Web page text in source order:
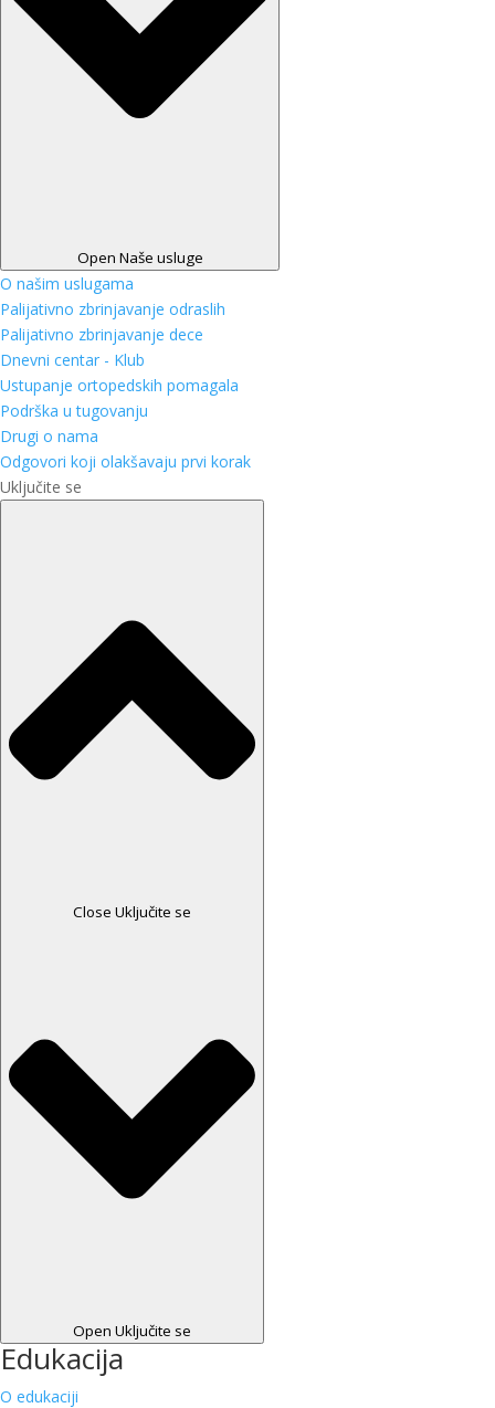
Open Naše usluge
O našim uslugama
Palijativno zbrinjavanje odraslih
Palijativno zbrinjavanje dece
Dnevni centar - Klub
Ustupanje ortopedskih pomagala
Podrška u tugovanju
Drugi o nama
Odgovori koji olakšavaju prvi korak
Uključite se
Close Uključite se
Open Uključite se
Edukacija
O edukaciji